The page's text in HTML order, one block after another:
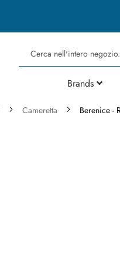
Cerca
Brands
Cameretta Berenice -